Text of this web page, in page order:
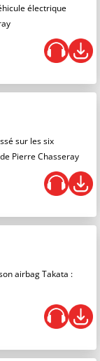
électrique
sur les six
Pierre Chasseray
airbag Takata :